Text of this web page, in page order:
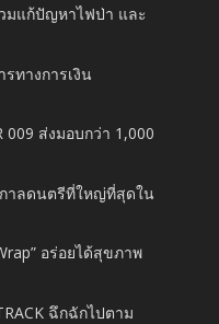
มแก้ปัญหาไฟป่า และ
ทางการเงิน
009 ส่งมอบกว่า 1,000
าลดนตรีที่ใหญ่ที่สุดใน
อร่อยได้สุขภาพ
ฉึกฉักไปตาม